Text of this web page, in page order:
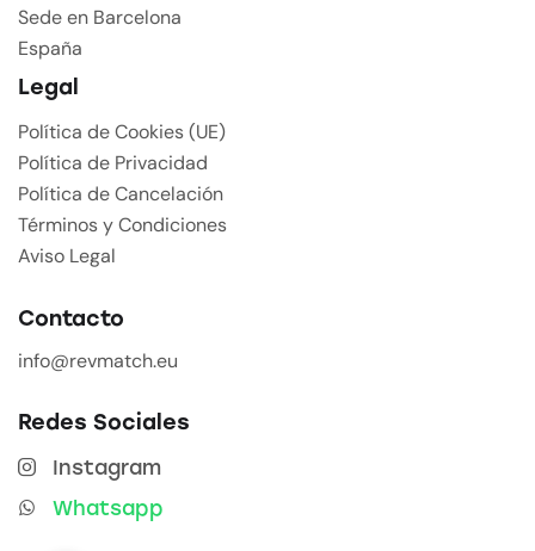
Sede en Barcelona
España
Legal
Política de Cookies (UE)
Política de Privacidad
Política de Cancelación
Términos y Condiciones
Aviso Legal
Contacto
info@revmatch.eu
Redes Sociales
Instagram
Whatsapp